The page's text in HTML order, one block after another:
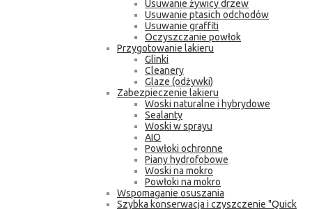
Usuwanie żywicy drzew
Usuwanie ptasich odchodów
Usuwanie graffiti
Oczyszczanie powłok
Przygotowanie lakieru
Glinki
Cleanery
Glaze (odżywki)
Zabezpieczenie lakieru
Woski naturalne i hybrydowe
Sealanty
Woski w sprayu
AIO
Powłoki ochronne
Piany hydrofobowe
Woski na mokro
Powłoki na mokro
Wspomaganie osuszania
Szybka konserwacja i czyszczenie "Quick